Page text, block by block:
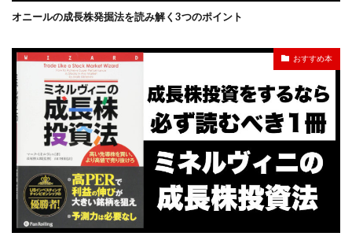
オニールの成長株発掘法を読み解く3つのポイント
おすすめ本